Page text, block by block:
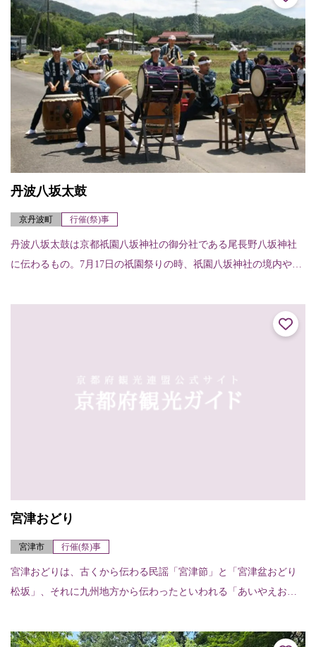
丹波八坂太鼓
京丹波町 行催(祭)事
丹波八坂太鼓は京都祇園八坂神社の御分社である尾長野八坂神社
に伝わるもの。7月17日の祇園祭りの時、祇園八坂神社の境内や石
の尾長野八坂神...
宮津おどり
宮津市 行催(祭)事
宮津おどりは、古くから伝わる民謡「宮津節」と「宮津盆おどり
松坂」、それに九州地方から伝わったといわれる「あいやえおど
宮津でピンと出した...